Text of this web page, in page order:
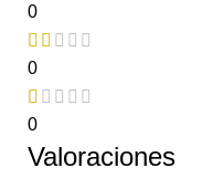
0
0
0
Valoraciones